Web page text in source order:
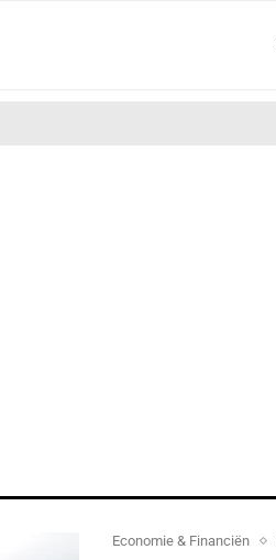
Economie & Financiën